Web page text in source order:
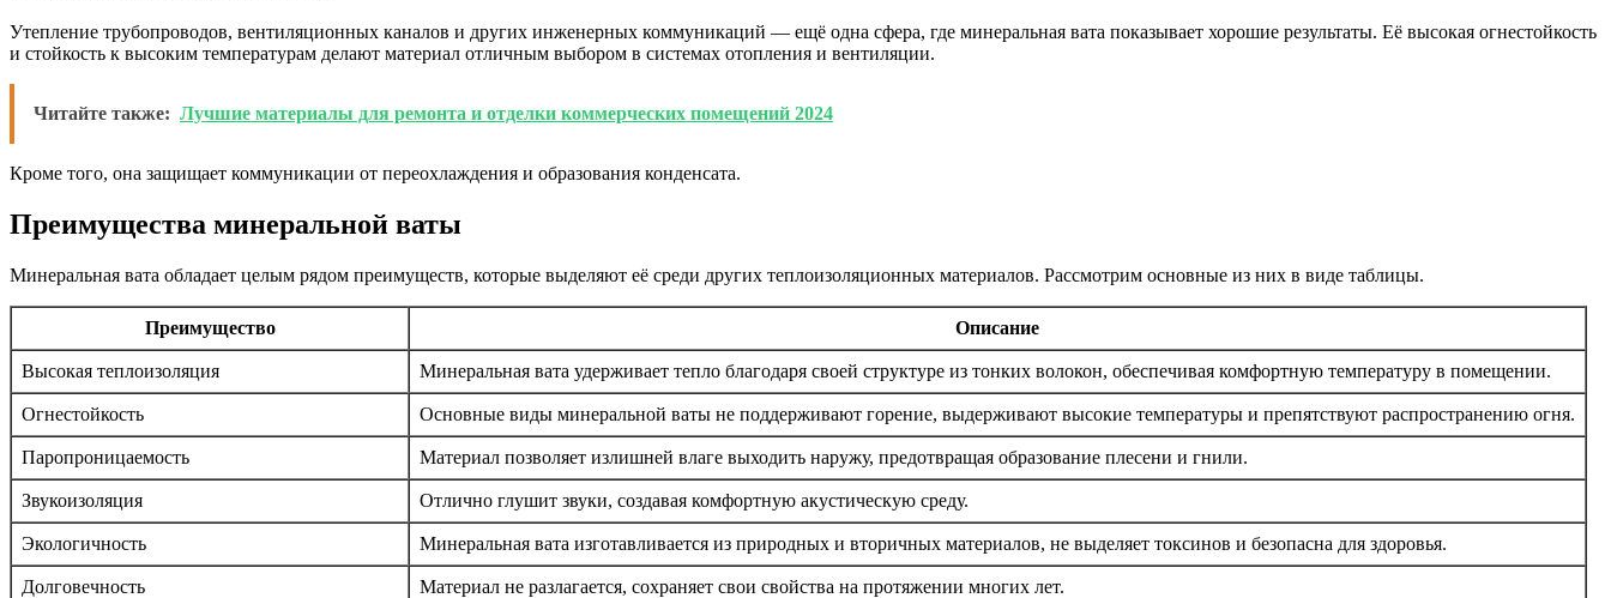
Утепление трубопроводов, вентиляционных каналов и других инженерных коммуникаций — ещё одна сфера, где минеральная вата показывает хорошие результаты. Её высокая огнестойкость
и стойкость к высоким температурам делают материал отличным выбором в системах отопления и вентиляции.
Читайте также: Лучшие материалы для ремонта и отделки коммерческих помещений 2024
Кроме того, она защищает коммуникации от переохлаждения и образования конденсата.
Преимущества минеральной ваты
Минеральная вата обладает целым рядом преимуществ, которые выделяют её среди других теплоизоляционных материалов. Рассмотрим основные из них в виде таблицы.
Преимущество Описание
Высокая теплоизоляция Минеральная вата удерживает тепло благодаря своей структуре из тонких волокон, обеспечивая комфортную температуру в помещении.
Огнестойкость Основные виды минеральной ваты не поддерживают горение, выдерживают высокие температуры и препятствуют распространению огня.
Паропроницаемость Материал позволяет излишней влаге выходить наружу, предотвращая образование плесени и гнили.
Звукоизоляция Отлично глушит звуки, создавая комфортную акустическую среду.
Экологичность Минеральная вата изготавливается из природных и вторичных материалов, не выделяет токсинов и безопасна для здоровья.
Долговечность Материал не разлагается, сохраняет свои свойства на протяжении многих лет.